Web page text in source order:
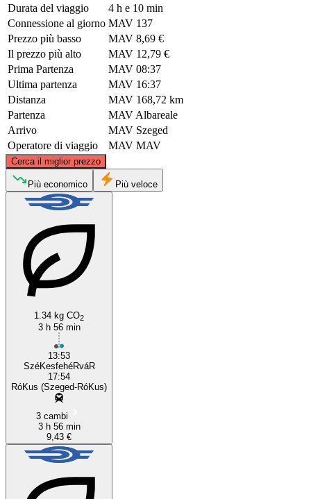
Durata del viaggio
4 h e 10 min
Connessione al giorno MAV 137
Prezzo più basso
MAV 8,69 €
Il prezzo più alto
MAV 12,79 €
Prima Partenza
MAV 08:37
Ultima partenza
MAV 16:37
Distanza
MAV 168,72 km
Partenza
MAV Albareale
Arrivo
MAV Szeged
Operatore di viaggio
MAV MAV
Cerca il miglior prezzo
Székesfehérvár
Più economico Più veloce
1.34 kg CO2
3 h 56 min
13:53
SzéKesfehéRváR
17:54
RóKus (Szeged-RóKus)
3 cambi
3 h 56 min
9,43 €